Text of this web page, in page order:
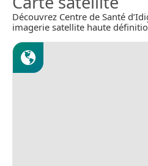
Découvrez Centre de Santé
imagerie satellite haute